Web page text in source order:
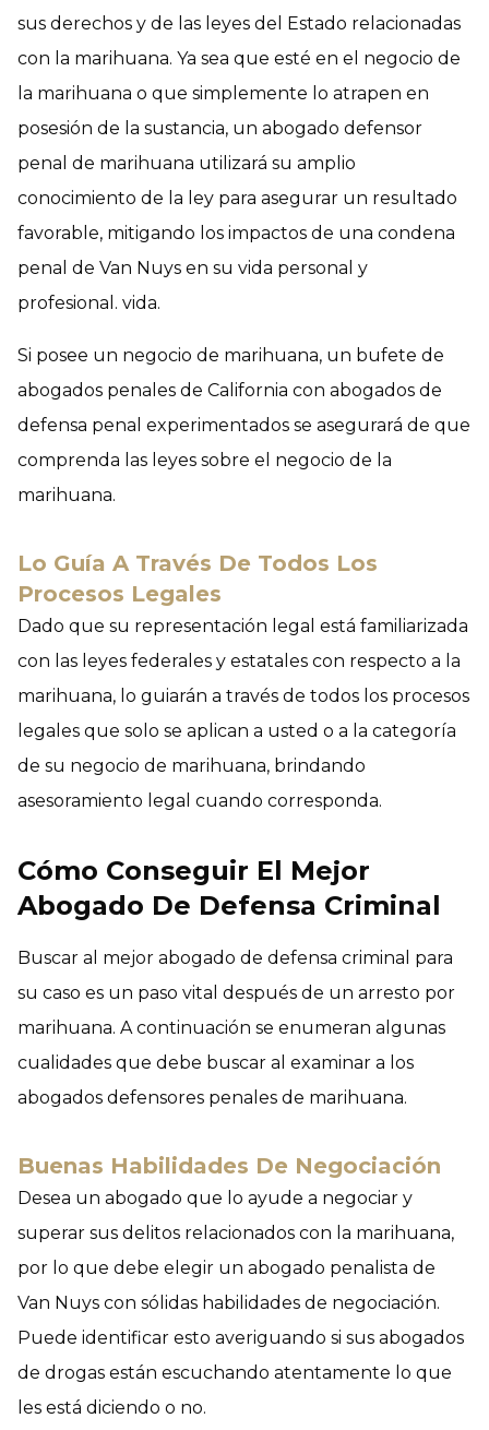
sus derechos y de las leyes del Estado relacionadas
con la marihuana. Ya sea que esté en el negocio de
la marihuana o que simplemente lo atrapen en
posesión de la sustancia, un abogado defensor
penal de marihuana utilizará su amplio
conocimiento de la ley para asegurar un resultado
favorable, mitigando los impactos de una condena
penal de Van Nuys en su vida personal y
profesional. vida.
Si posee un negocio de marihuana, un bufete de
abogados penales de California con abogados de
defensa penal experimentados se asegurará de que
comprenda las leyes sobre el negocio de la
marihuana.
Lo Guía A Través De Todos Los
Procesos Legales
Dado que su representación legal está familiarizada
con las leyes federales y estatales con respecto a la
marihuana, lo guiarán a través de todos los procesos
legales que solo se aplican a usted o a la categoría
de su negocio de marihuana, brindando
asesoramiento legal cuando corresponda.
Cómo Conseguir El Mejor
Abogado De Defensa Criminal
Buscar al mejor abogado de defensa criminal para
su caso es un paso vital después de un arresto por
marihuana. A continuación se enumeran algunas
cualidades que debe buscar al examinar a los
abogados defensores penales de marihuana.
Buenas Habilidades De Negociación
Desea un abogado que lo ayude a negociar y
superar sus delitos relacionados con la marihuana,
por lo que debe elegir un abogado penalista de
Van Nuys con sólidas habilidades de negociación.
Puede identificar esto averiguando si sus abogados
de drogas están escuchando atentamente lo que
les está diciendo o no.